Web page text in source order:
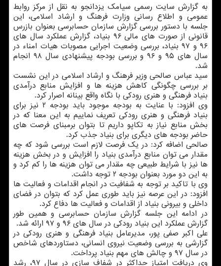
به گزارش سایت رسمی سیامك یزدانجو به نقل از مركز روابط
عمومی و اطلاع رسانی وزارت فرهنگ و ارشاد اسلامی، این
جلسه با دستور بررسی گزارش سازمان حسابرسی بعنوان بازرس
قانونی از صورت های مالی ۹۶ بنیاد، گزارش عملكرد سال های
۹۶ و ۹۷ بنیاد، بررسی وضعیت اجرایی مصوبات هیات امناء در
سال های ۹۵ و ۹۶ و بررسی بودجه پیشنهادی سال ۹۸ انجام
شد.
سید عباس صالحی وزیر فرهنگ و ارشاد اسلامی در این نشست
بر بررسی چگونگی كاهش هزینه ها و افزایش منابع درآمدی
بنیاد فرهنگی و هنری رودكی با نگاه واقع بینانه اصرار كرد.
وی افزود: با عنایت به بودجه موجود باید بودجه ۲ نیز برای
بنیاد فرهنگی و هنری رودكی تعریف نماییم به این معنا كه در
بخش منابع نیاز به تكاپو داریم تا بتوان برمبنای فرصت های
حاضر بودجه های دیگری برای بنیاد جذب كرد.
صالحی اضافه كرد: در یك فرصت لازم است بررسی شود كه چه
مقدار می توان منابع درآمدی بنیاد را افزایش و در بخش هزینه
ها نیز با شرایط طبیعی چه مقدار می توان هزینه ها را كم كرد و
به این دو مورد بعنوان بودجه ۲ توجه داشت.
وی با تاكید بر توجه به شفافیت در انجام اقدامات و فعالیت ها
افزود: در این عرصه نیز باید طوری عمل كرد كه بتوان در فضای
داخلی و بیرونی بنیاد از اقدامات و فعالیت ها دفاع كرد.
در ادامه این جلسه گزارش سازمان حسابرسی و همین طور
گزارش عملكرد این بنیاد رودكی در سال های ۹۶ و ۹۷ ارائه شد.
علی اكبر صفی پور، مدیرعامل بنیاد فرهنگی و هنری رودكی در
گزارشی به بررسی وضعیت نیروی انسانی، دستاوردهای شاخص
در سال ۹۷ و چالش های مهم بنیاد پرداخت.
وی دریافت امتیاز حداكثر در شفاف سازی در سال ۹۷، رشد